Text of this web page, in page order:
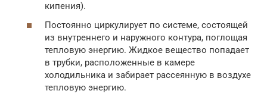
кипения).
Постоянно циркулирует по системе, состоящей
из внутреннего и наружного контура, поглощая
тепловую энергию. Жидкое вещество попадает
в трубки, расположенные в камере
холодильника и забирает рассеянную в воздухе
тепловую энергию.